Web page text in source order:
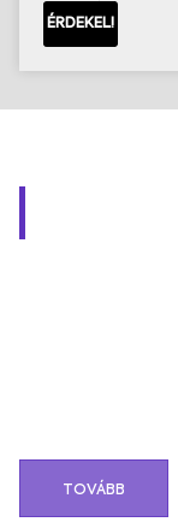
ÉRDEKEL!
TOVÁBB